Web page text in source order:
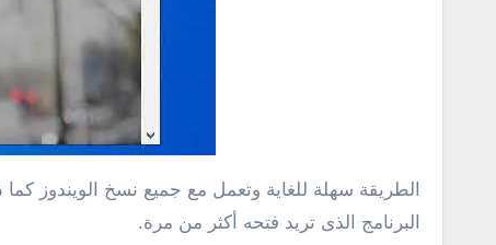
البرنامج الذى تريد فتحه أكثر من مرة.